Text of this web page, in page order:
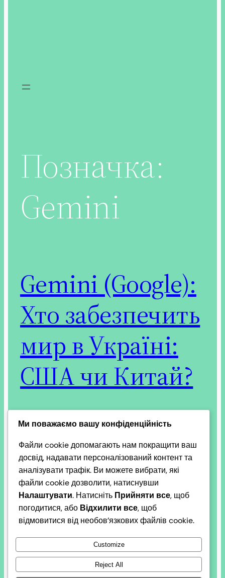
Позначка:
Gemini
Gemini (Google):
Хто забезпечить
мир в Україні:
США чи Китай?
Питання про те, хто забезпечить мир та
ключовим у геополітичному дискурсі 2026 року.
Кожна з цих наддержав має абсолютно різні
підходи, інтереси та важелі впливу. Станом на
березень 2026 року ситуація виглядає
наступним чином: 1. Сполучені Штати Америки:
Стратегія «Мир через силу та угоди» З
поверненням Дональда Трампа…
2026-03-17
Ми поважаємо вашу конфіденційність
Файли cookie допомагають нам покращити ваш
досвід, надавати персоналізований контент та
аналізувати трафік. Ви можете вибрати, які
файли cookie дозволити, натиснувши
Налаштувати. Натисніть Прийняти все, щоб
погодитися, або Відхилити все, щоб
відмовитися від необов’язкових файлів cookie.
Customize
Reject All